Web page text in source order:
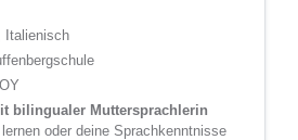
Italienisch
bilingualer Muttersprachlerin
oder deine Sprachkenntnisse